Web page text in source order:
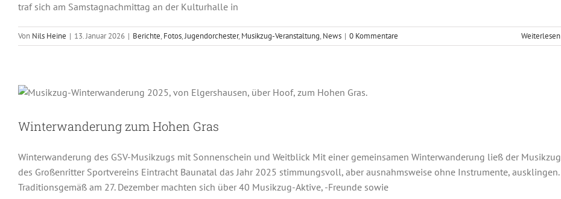
traf sich am Samstagnachmittag an der Kulturhalle in
Von Nils Heine | 13. Januar 2026 | Berichte, Fotos,Jugendorchester, Musikzug-Veranstaltung, News | 0 Kommentare Weiterlesen
Berichte Fotos Jugendorchester Musikzug Musikzug-Veranstaltung
Winterwanderung zum Hohen Gras
Winterwanderung des GSV-Musikzugs mit Sonnenschein und Weitblick Mit einer gemeinsamen Winterwanderung ließ der Musikzug
des Großenritter Sportvereins Eintracht Baunatal das Jahr 2025 stimmungsvoll, aber ausnahmsweise ohne Instrumente, ausklingen.
Traditionsgemäß am 27. Dezember machten sich über 40 Musikzug-Aktive, -Freunde sowie